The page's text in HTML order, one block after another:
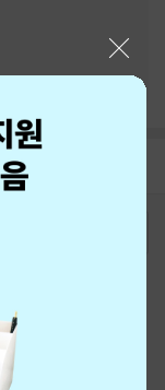
호정책